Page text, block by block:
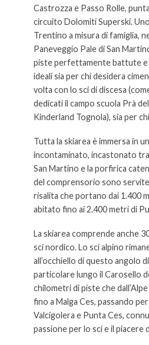
Castrozza e Passo Rolle,
circuito Dolomiti Superski.
Trentino a misura di famiglia,
Paneveggio Pale di San
piste perfettamente battute
ideali sia per chi desidera
volta con lo sci di discesa
dedicati il campo scuola Prà
Kinderland Tognola), sia per
Tutta la skiarea è immersa in
incontaminato, incastonato
San Martino e la porfirica
del comprensorio sono
risalita che portano dai 1.400
abitato fino ai 2.400 metri di
La skiarea comprende anche
sci nordico. Lo sci alpino
all’occhiello di questo angolo
particolare lungo il Carosello
chilometri di piste che
fino a Malga Ces, passando
Valcigolera e Punta Ces,
passione per lo sci e il piacere